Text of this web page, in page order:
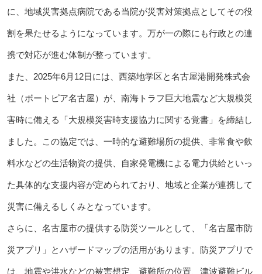
に、地域災害拠点病院である当院が災害対策拠点としてその役
割を果たせるようになっています。万が一の際にも行政との連
携で対応が進む体制が整っています。
また、2025年6月12日には、西築地学区と名古屋港開発株式会
社（ボートピア名古屋）が、南海トラフ巨大地震など大規模災
害時に備える「大規模災害時支援協力に関する覚書」を締結し
ました。この協定では、一時的な避難場所の提供、非常食や飲
料水などの生活物資の提供、自家発電機による電力供給といっ
た具体的な支援内容が定められており、地域と企業が連携して
災害に備えるしくみとなっています。
さらに、名古屋市の提供する防災ツールとして、「名古屋市防
災アプリ」とハザードマップの活用があります。防災アプリで
は、地震や洪水などの被害想定、避難所の位置、津波避難ビル